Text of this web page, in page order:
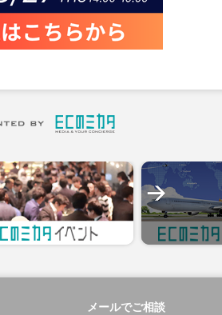
メールでご相談